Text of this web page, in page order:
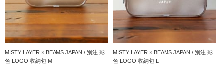
MISTY LAYER × BEAMS JAPAN / 別注 彩
色 LOGO 收納包 M
MISTY LAYER × BEAMS JAPAN / 別注 彩
色 LOGO 收納包 L